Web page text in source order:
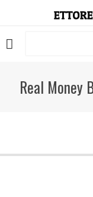
Real Money